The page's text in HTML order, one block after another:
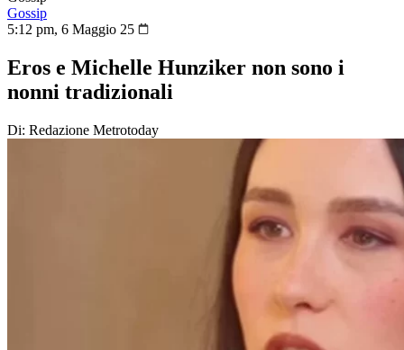
Gossip
5:12 pm, 6 Maggio 25
Eros e Michelle Hunziker non sono i
nonni tradizionali
Di: Redazione Metrotoday